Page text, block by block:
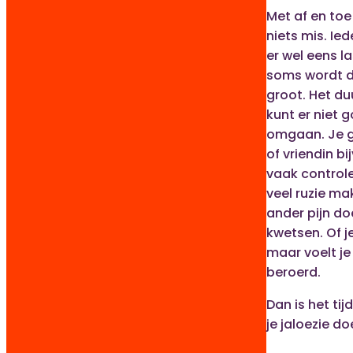
Met af en
niets mis.
er wel eens
soms wordt
groot. Het
kunt er niet
omgaan. Je
of vriendin
vaak
veel ruzie
ander pijn
kwetsen. Of
maar voelt je
beroerd.
Dan is het
je jaloezie